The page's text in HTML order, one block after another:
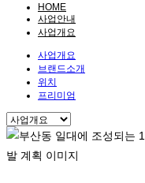
HOME
사업안내
사업개요
사업개요
브랜드소개
위치
프리미엄